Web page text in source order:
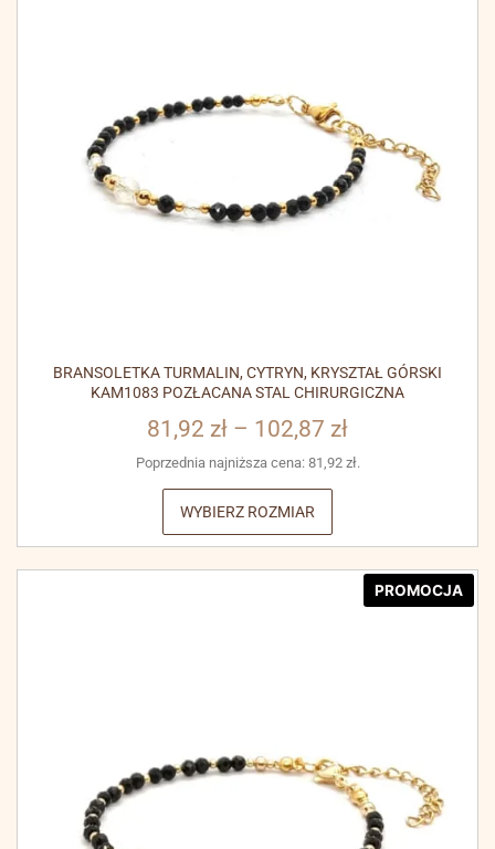
BRANSOLETKA TURMALIN, CYTRYN, KRYSZTAŁ GÓRSKI
KAM1083 POZŁACANA STAL CHIRURGICZNA
81,92 zł – 102,87 zł
Poprzednia najniższa cena: 81,92 zł.
WYBIERZ ROZMIAR
PROMOCJA